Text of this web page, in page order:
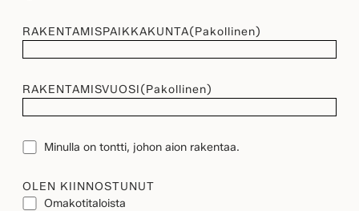
RAKENTAMISPAIKKAKUNTA(Pakollinen)
RAKENTAMISVUOSI(Pakollinen)
TONTTIMinulla on tontti, johon aion rakentaa.
OLEN KIINNOSTUNUT
Omakotitaloista